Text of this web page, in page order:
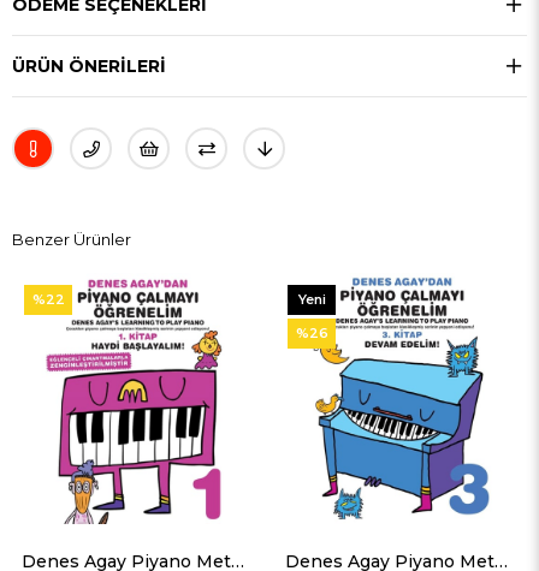
ÖDEME SEÇENEKLERI
ÜRÜN ÖNERILERI
Benzer Ürünler
Denes Agay Piyano Metodu 1. Kitap GÜNCEL BASKI Denes Agay Piyano Metodu 3. Kitap GÜNCEL BASKI
Yeni
Ürün
%26
Yeni
Ürün
%22